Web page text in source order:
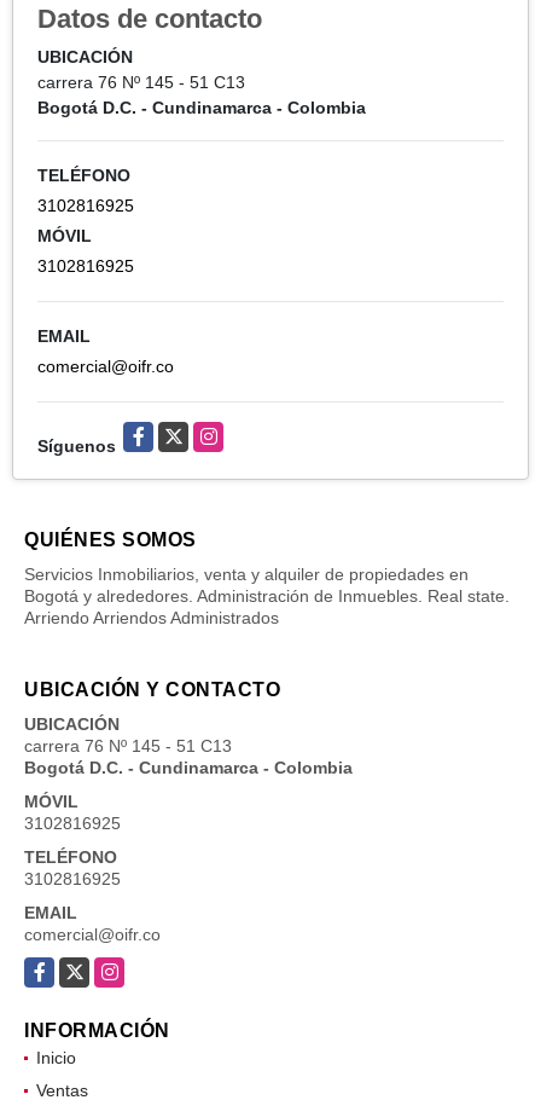
Datos de contacto
UBICACIÓN
carrera 76 Nº 145 - 51 C13
Bogotá D.C. - Cundinamarca - Colombia
TELÉFONO
3102816925
MÓVIL
3102816925
EMAIL
comercial@oifr.co
Síguenos
Facebook
X Instagram
QUIÉNES SOMOS
Servicios Inmobiliarios, venta y alquiler de propiedades en
Bogotá y alrededores. Administración de Inmuebles. Real state.
Arriendo Arriendos Administrados
UBICACIÓN Y CONTACTO
UBICACIÓN
carrera 76 Nº 145 - 51 C13
Bogotá D.C. - Cundinamarca - Colombia
MÓVIL
3102816925
TELÉFONO
3102816925
EMAIL
comercial@oifr.co
INFORMACIÓN
Inicio